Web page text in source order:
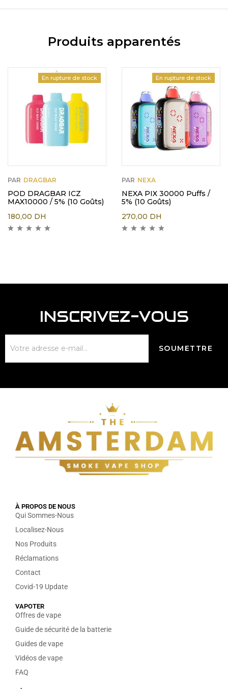
Produits apparentés
En rupture de stock
PAR DRAGBAR
POD DRAGBAR ICZ
MAX10000 / 5% (10 Goûts)
180,00 DH
En rupture de stock
PAR NEXA
NEXA PIX 30000 Puffs /
5% (10 Goûts)
270,00 DH
INSCRIVEZ-VOUS
À PROPOS DE NOUS
Qui Sommes-Nous
Localisez-Nous
Nos Produits
Réclamations
Contact
Covid-19 Update
VAPOTER
Offres de vape
Guide de sécurité de la batterie
Guides de vape
Vidéos de vape
FAQ